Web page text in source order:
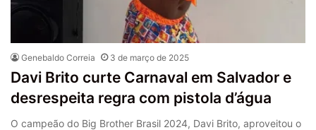
Genebaldo Correia 3 de março de 2025
Davi Brito curte Carnaval em Salvador e
desrespeita regra com pistola d’água
O campeão do Big Brother Brasil 2024, Davi Brito, aproveitou o